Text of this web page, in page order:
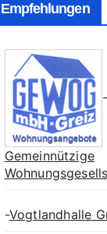
Empfehlungen
-
Gemeinnützige
-Vogtlandhalle